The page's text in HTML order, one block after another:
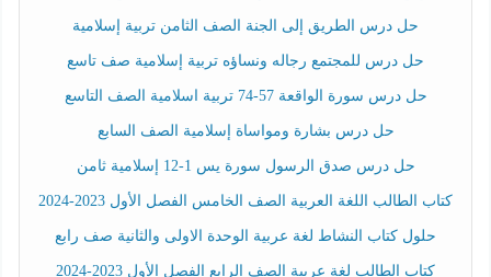
حل درس الطريق إلى الجنة الصف الثامن تربية إسلامية
حل درس للمجتمع رجاله ونساؤه تربية إسلامية صف تاسع
حل درس سورة الواقعة 57-74 تربية اسلامية الصف التاسع
حل درس بشارة ومواساة إسلامية الصف السابع
حل درس صدق الرسول سورة يس 1-12 إسلامية ثامن
كتاب الطالب اللغة العربية الصف الخامس الفصل الأول 2023-2024
حلول كتاب النشاط لغة عربية الوحدة الاولى والثانية صف رابع
كتاب الطالب لغة عربية الصف الرابع الفصل الأول 2023-2024